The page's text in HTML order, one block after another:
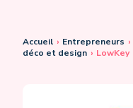
Accueil › Entrepreneurs ›
déco et design › LowKey